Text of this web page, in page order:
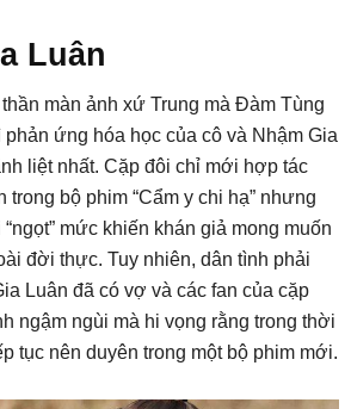
Luân
màn ảnh xứ Trung mà Đàm Tùng
ứng hóa học của cô và Nhậm Gia
liệt nhất. Cặp đôi chỉ mới hợp tác
bộ phim “Cẩm y chi hạ” nhưng
mức khiến khán giả mong muốn
đời thực. Tuy nhiên, dân tình phải
Luân đã có vợ và các fan của cặp
ngậm ngùi mà hi vọng rằng trong thời
tục nên duyên trong một bộ phim mới.